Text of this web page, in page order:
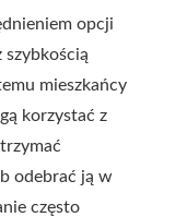
opcji
szybkością
mieszkańcy
korzystać z
odebrać ją w
często